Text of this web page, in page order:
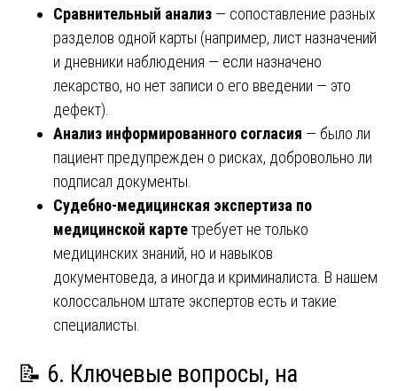
Сравнительный анализ — сопоставление разных
разделов одной карты (например, лист назначений
и дневники наблюдения — если назначено
лекарство, но нет записи о его введении — это
дефект).
Анализ информированного согласия — было ли
пациент предупрежден о рисках, добровольно ли
подписал документы.
Судебно-медицинская экспертиза по
медицинской картетребует не только
медицинских знаний, но и навыков
документоведа, а иногда и криминалиста. В нашем
колоссальном штате экспертов есть и такие
специалисты.
📝 6. Ключевые вопросы, на